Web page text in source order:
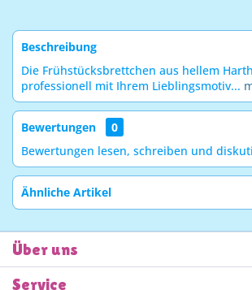
Beschreibung
Die Frühstücksbrettchen aus hellem
professionell mit Ihrem Lieblingsmotiv...
Bewertungen
0
Bewertungen lesen, schreiben und
Ähnliche Artikel
Über uns
Service